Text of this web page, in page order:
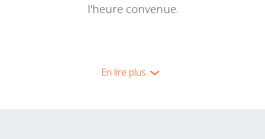
l'heure convenue.
En lire plus